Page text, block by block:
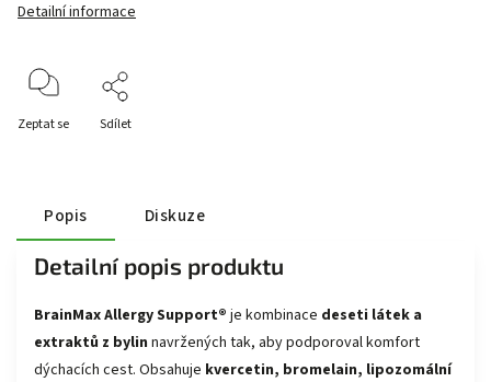
Detailní informace
Zeptat se Sdílet
Popis Diskuze
Detailní popis produktu
BrainMax Allergy Support® je kombinace deseti látek a
extraktů z bylin navržených tak, aby podporoval komfort
dýchacích cest. Obsahuje kvercetin, bromelain, lipozomální